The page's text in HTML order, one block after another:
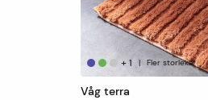
+1 | Fler storlekar
Våg terra